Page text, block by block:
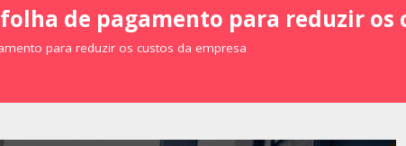
de pagamento para reduzir os
para reduzir os custos da empresa